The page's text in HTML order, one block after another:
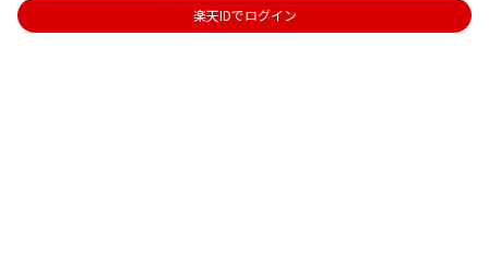
楽天IDでログイン